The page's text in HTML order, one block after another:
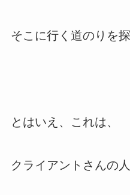
そこに行く道のりを
とはいえ、これは、
クライアントさんの